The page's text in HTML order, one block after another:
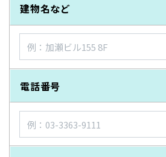
建物名など
電話番号